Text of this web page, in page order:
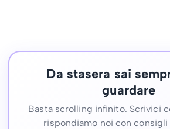
Da stasera sai
guardare
Basta scrolling infinito. Scrivici
rispondiamo noi con consigli